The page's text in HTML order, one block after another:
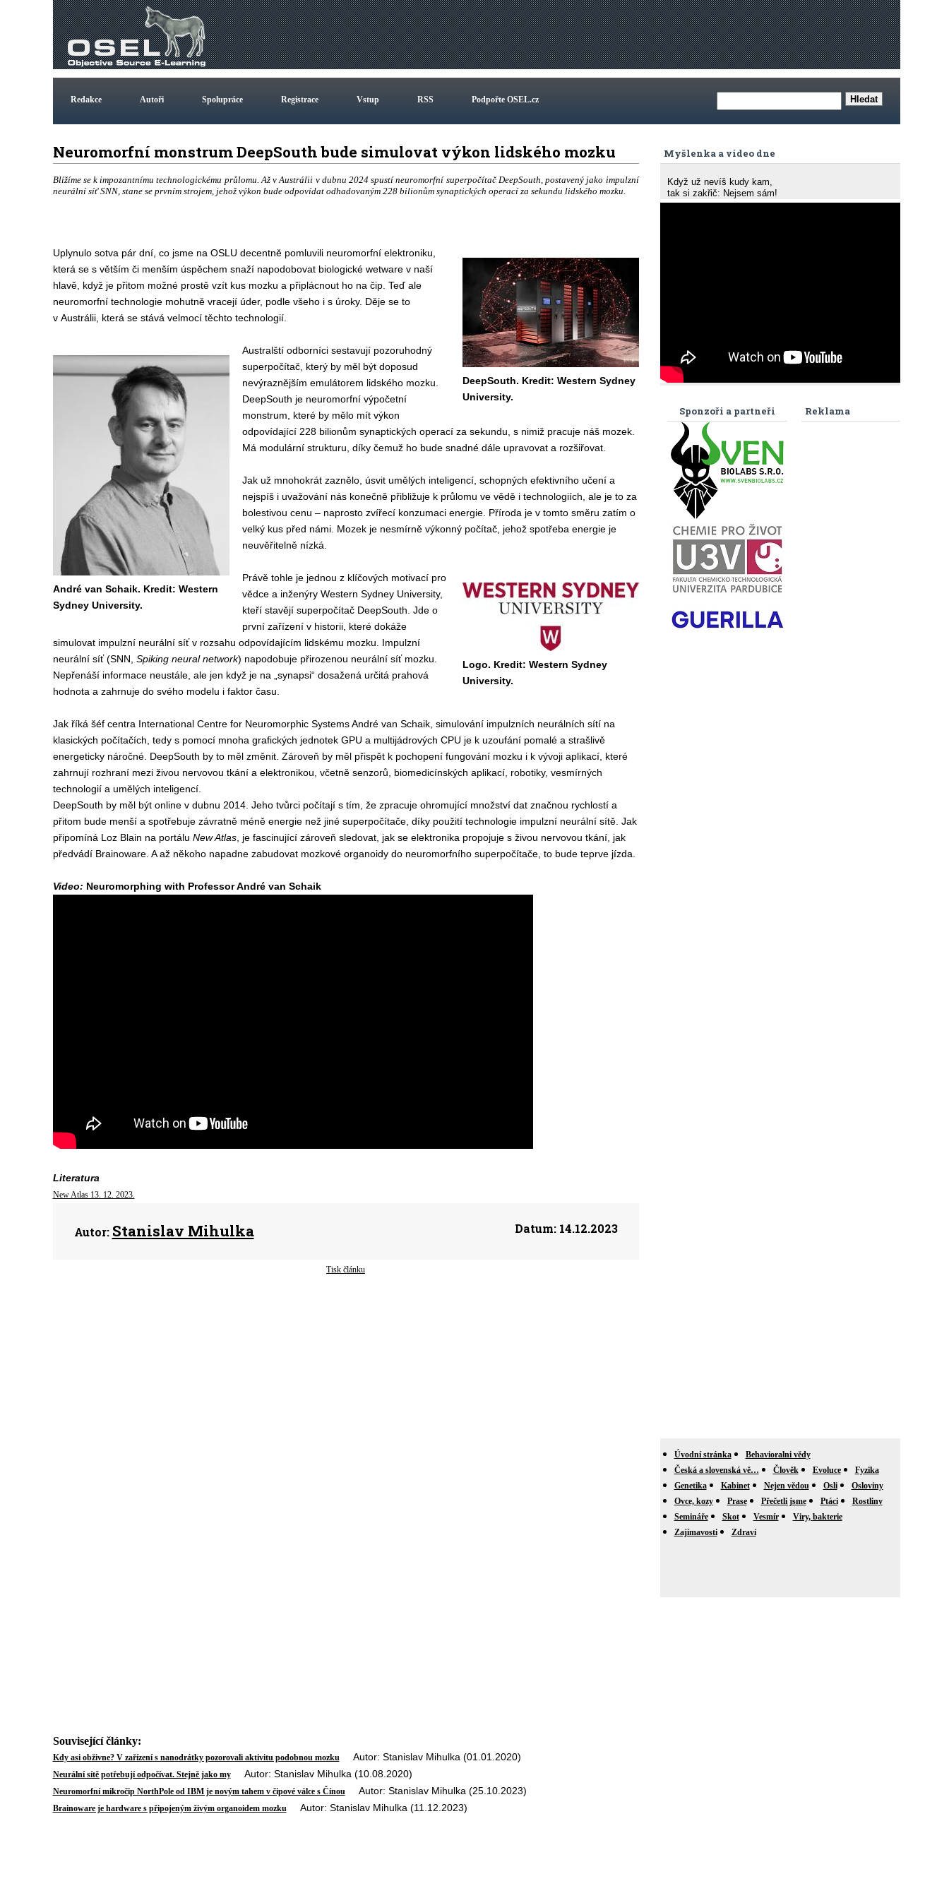
Redakce Autoři Spolupráce Registrace Vstup RSS Podpořte OSEL.cz
Neuromorfní monstrum DeepSouth bude simulovat výkon lidského mozku
Blížíme se k impozantnímu technologickému průlomu. Až v Austrálii v dubnu 2024 spustí neuromorfní superpočítač DeepSouth, postavený jako impulzní
neurální síť SNN, stane se prvním strojem, jehož výkon bude odpovídat odhadovaným 228 bilionům synaptických operací za sekundu lidského mozku.
DeepSouth. Kredit: Western Sydney
University.
Uplynulo sotva pár dní, co jsme na OSLU decentně pomluvili neuromorfní elektroniku,
která se s větším či menším úspěchem snaží napodobovat biologické wetware v naší
hlavě, když je přitom možné prostě vzít kus mozku a připlácnout ho na čip. Teď ale
neuromorfní technologie mohutně vracejí úder, podle všeho i s úroky. Děje se to
v Austrálii, která se stává velmocí těchto technologií.
André van Schaik. Kredit: Western
Sydney University.
Australští odborníci sestavují pozoruhodný
superpočítač, který by měl být doposud
nevýraznějším emulátorem lidského mozku.
DeepSouth je neuromorfní výpočetní
monstrum, které by mělo mít výkon
odpovídající 228 bilionům synaptických operací za sekundu, s nimiž pracuje náš mozek.
Má modulární strukturu, díky čemuž ho bude snadné dále upravovat a rozšiřovat.
Jak už mnohokrát zaznělo, úsvit umělých inteligencí, schopných efektivního učení a
nejspíš i uvažování nás konečně přibližuje k průlomu ve vědě i technologiích, ale je to za
bolestivou cenu – naprosto zvířecí konzumaci energie. Příroda je v tomto směru zatím o
velký kus před námi. Mozek je nesmírně výkonný počítač, jehož spotřeba energie je
neuvěřitelně nízká.
Logo. Kredit: Western Sydney
University.
Právě tohle je jednou z klíčových motivací pro
vědce a inženýry Western Sydney University,
kteří stavějí superpočítač DeepSouth. Jde o
první zařízení v historii, které dokáže
simulovat impulzní neurální síť v rozsahu odpovídajícím lidskému mozku. Impulzní
neurální síť (SNN, Spiking neural network) napodobuje přirozenou neurální síť mozku.
Nepřenáší informace neustále, ale jen když je na „synapsi“ dosažená určitá prahová
hodnota a zahrnuje do svého modelu i faktor času.
Jak říká šéf centra International Centre for Neuromorphic Systems André van Schaik, simulování impulzních neurálních sítí na
klasických počítačích, tedy s pomocí mnoha grafických jednotek GPU a multijádrových CPU je k uzoufání pomalé a strašlivě
energeticky náročné. DeepSouth by to měl změnit. Zároveň by měl přispět k pochopení fungování mozku i k vývoji aplikací, které
zahrnují rozhraní mezi živou nervovou tkání a elektronikou, včetně senzorů, biomedicínských aplikací, robotiky, vesmírných
technologií a umělých inteligencí.
DeepSouth by měl být online v dubnu 2014. Jeho tvůrci počítají s tím, že zpracuje ohromující množství dat značnou rychlostí a
přitom bude menší a spotřebuje závratně méně energie než jiné superpočítače, díky použití technologie impulzní neurální sítě. Jak
připomíná Loz Blain na portálu New Atlas, je fascinující zároveň sledovat, jak se elektronika propojuje s živou nervovou tkání, jak
předvádí Brainoware. A až někoho napadne zabudovat mozkové organoidy do neuromorfního superpočítače, to bude teprve jízda.
Video: Neuromorphing with Professor André van Schaik
Literatura
New Atlas 13. 12. 2023.
Autor: Stanislav Mihulka Datum:14.12.2023
Tisk článku
Související články:
Kdy asi obživne? V zařízení s nanodrátky pozorovali aktivitu podobnou mozku Autor: Stanislav Mihulka (01.01.2020)
Neurální sítě potřebují odpočívat. Stejně jako myAutor: Stanislav Mihulka (10.08.2020)
Neuromorfní mikročip NorthPole od IBM je novým tahem v čipové válce s Čínou Autor: Stanislav Mihulka (25.10.2023)
Brainoware je hardware s připojeným živým organoidem mozku Autor: Stanislav Mihulka (11.12.2023)
Myšlenka a video dne
Když už nevíš kudy kam,
tak si zakřič: Nejsem sám!
Reklama
Sponzoři a partneři
Úvodní stránka
Behavioralni vědy
Česká a slovenská vě…
Člověk Evoluce
Fyzika
Genetika
Kabinet Nejen vědou Osli
Osloviny
Ovce, kozy
Prase Přečetli jsme Ptáci
Rostliny
Semináře
Skot Vesmír
Viry, bakterie
Zajímavosti
Zdraví